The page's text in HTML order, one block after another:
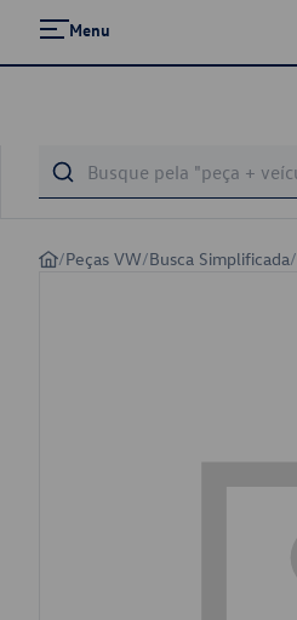
Menu
/Peças VW/Busca Simplificada/